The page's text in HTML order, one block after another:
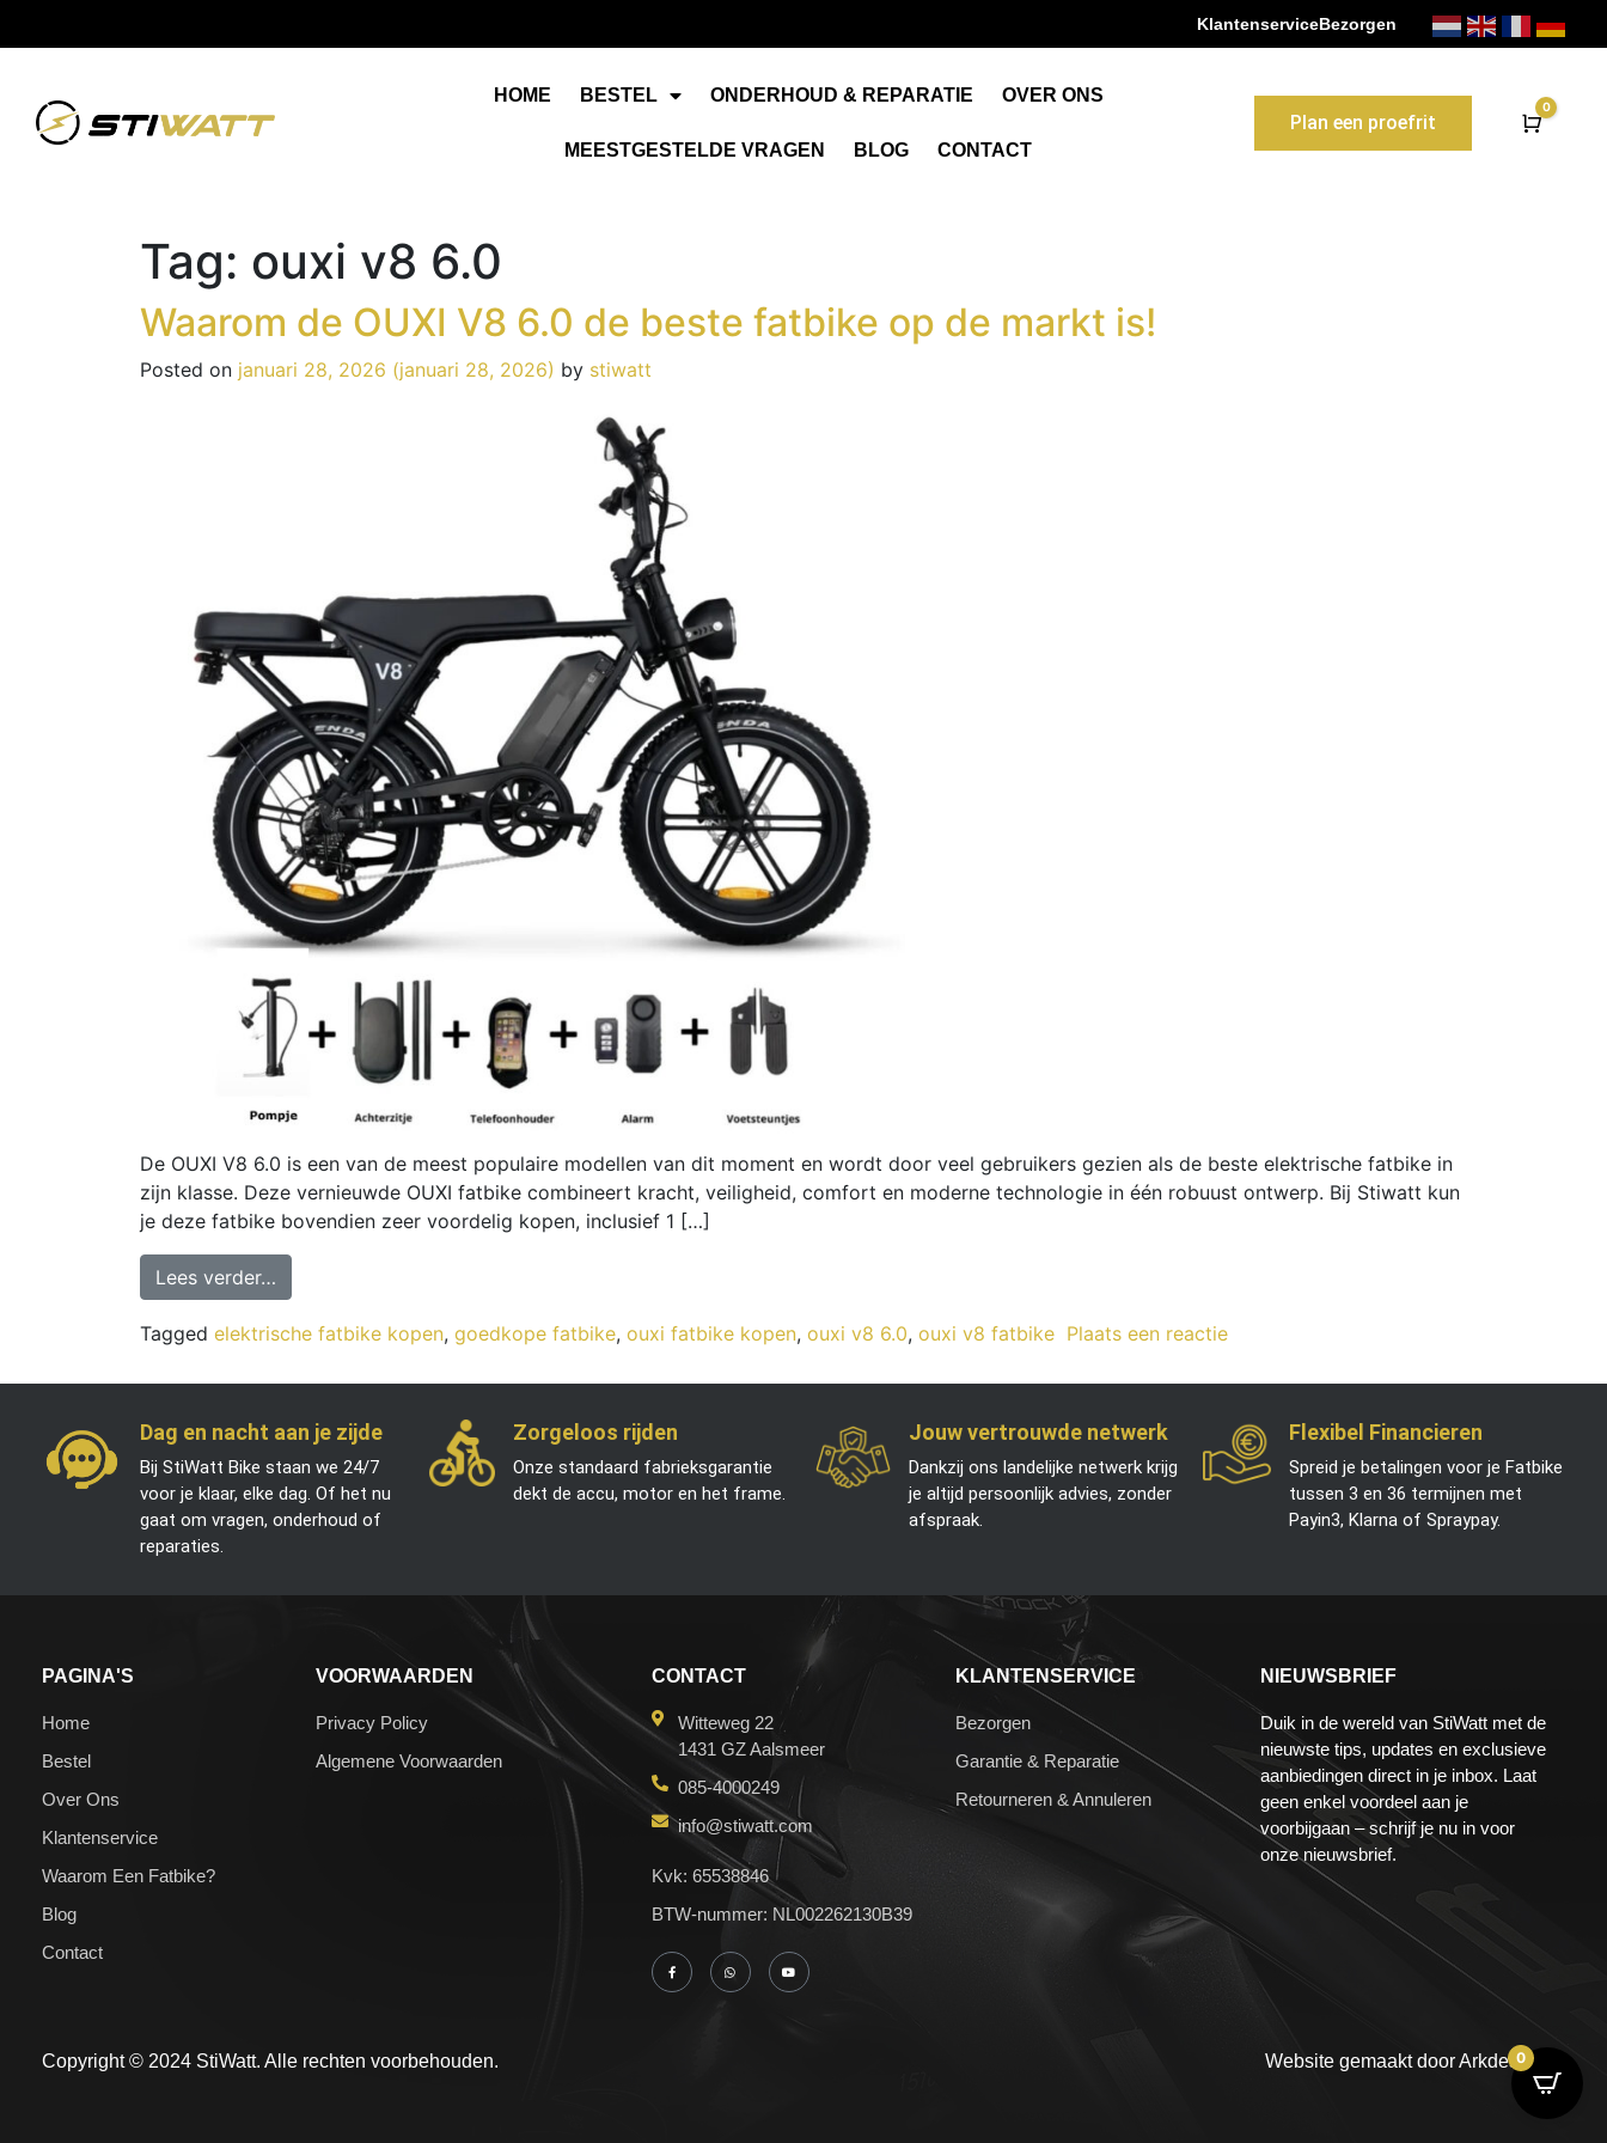
✔14 dagen bedenktijd ✔24/7 klantenservice ✔
KlantenserviceBezorgen
HOME BESTEL ONDERHOUD & REPARATIE OVER ONS
MEESTGESTELDE VRAGEN BLOG CONTACT
Plan een proefrit
0
Tag: ouxi v8 6.0
Waarom de OUXI V8 6.0 de beste fatbike op de markt is!
Posted on januari 28, 2026 (januari 28, 2026) by stiwatt
De OUXI V8 6.0 is een van de meest populaire modellen van dit moment en wordt door veel gebruikers gezien als de beste elektrische fatbike in
zijn klasse. Deze vernieuwde OUXI fatbike combineert kracht, veiligheid, comfort en moderne technologie in één robuust ontwerp. Bij Stiwatt kun
je deze fatbike bovendien zeer voordelig kopen, inclusief 1 […]
Lees verder…
Tagged elektrische fatbike kopen, goedkope fatbike, ouxi fatbike kopen, ouxi v8 6.0, ouxi v8 fatbike Plaats een reactie
Dag en nacht aan je zijde
Bij StiWatt Bike staan we 24/7
voor je klaar, elke dag. Of het nu
gaat om vragen, onderhoud of
reparaties.
Zorgeloos rijden
Onze standaard fabrieksgarantie
dekt de accu, motor en het frame.
Jouw vertrouwde netwerk
Dankzij ons landelijke netwerk krijg
je altijd persoonlijk advies, zonder
afspraak.
Flexibel Financieren
Spreid je betalingen voor je Fatbike
tussen 3 en 36 termijnen met
Payin3, Klarna of Spraypay.
PAGINA'S
Home
Bestel
Over Ons
Klantenservice
Waarom Een Fatbike?
Blog
Contact
VOORWAARDEN
Privacy Policy
Algemene Voorwaarden
CONTACT
Witteweg 22
1431 GZ Aalsmeer
085-4000249
info@stiwatt.com
Kvk: 65538846
BTW-nummer: NL002262130B39
KLANTENSERVICE
Bezorgen
Garantie & Reparatie
Retourneren & Annuleren
NIEUWSBRIEF
Duik in de wereld van StiWatt met de
nieuwste tips, updates en exclusieve
aanbiedingen direct in je inbox. Laat
geen enkel voordeel aan je
voorbijgaan – schrijf je nu in voor
onze nieuwsbrief.
Copyright © 2024 StiWatt. Alle rechten voorbehouden. Website gemaakt doorArkdesign.nl
0